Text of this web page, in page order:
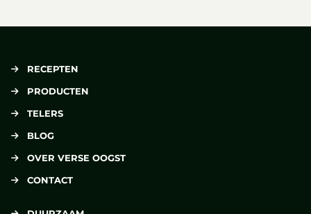
RECEPTEN
PRODUCTEN
TELERS
BLOG
OVER VERSE OOGST
CONTACT